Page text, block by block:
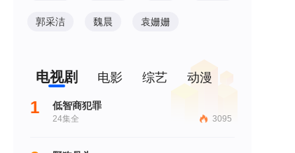
郭采洁 魏晨 袁姗姗
电视剧 电影 综艺 动漫
1 低智商犯罪
24集全 3095